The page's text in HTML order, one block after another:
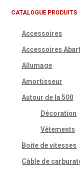
CATALOGUE PRODUITS
Accessoires
Accessoires
Allumage
Amortisseur
Autour de la 500
Décoration
Vêtements
Boite de vitesses
Câble de